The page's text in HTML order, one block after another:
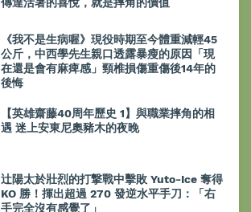
《我不是生病喔》現役時期至今體重減輕45
公斤，中西學先生親口透露暴瘦的原因「現
在還是會有麻痺感」頸椎損傷重傷後14年的
後悔
【英雄齋藤40周年歷史 1】與職業摔角的相
遇 迷上安東尼奧豬木的夜晚
辻陽太於壯烈的打撃戰中擊敗 Yuto-Ice 奪得
KO 勝！揮出超過 270 發逆水平手刀：「右
手完全沒有感覺了」